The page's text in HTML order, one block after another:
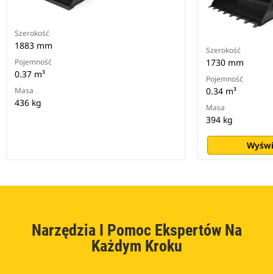
Szerokość
1883 mm
Pojemność
0.37 m³
Masa
436 kg
Szerokość
1730 mm
Pojemność
0.34 m³
Masa
394 kg
Narzędzia I Pomoc Ekspertów Na
Każdym Kroku